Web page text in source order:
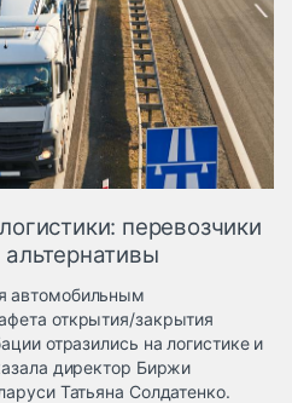
грузы
и
грузы
и
и ВЭД
перевозчики
автомобильным
открытия/закрытия
отразились на логистике и
директор Биржи
Татьяна Солдатенко.